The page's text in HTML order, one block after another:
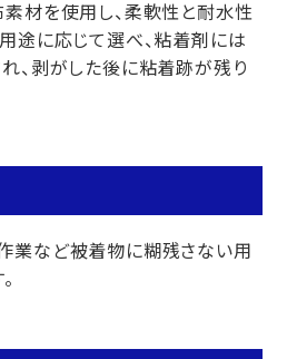
材を使用し、柔軟性と耐水性
途に応じて選べ、粘着剤には
、剥がした後に粘着跡が残り
業など被着物に糊残さない用